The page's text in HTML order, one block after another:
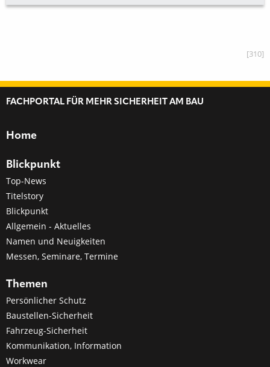
[310]
FACHPORTAL FÜR MEHR SICHERHEIT AM BAU
Home
Blickpunkt
Top-News
Titelstory
Blickpunkt
Allgemein - Aktuelles
Namen und Neuigkeiten
Messen, Seminare, Termine
Themen
Persönlicher Schutz
Baustellen-Sicherheit
Fahrzeug-Sicherheit
Kommunikation, Information
Workwear